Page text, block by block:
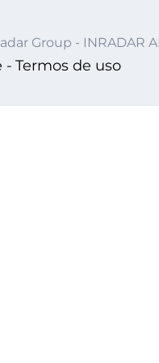
Group - INRADAR
- Termos de uso